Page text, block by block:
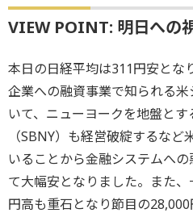
VIEW POINT: 明日への
本日の日経平均は311円安とな
企業への融資事業で知られる
いて、ニューヨークを地盤と
（SBNY）も経営破綻するな
いることから金融システムへ
て大幅安となりました。また
円高も重石となり節目の